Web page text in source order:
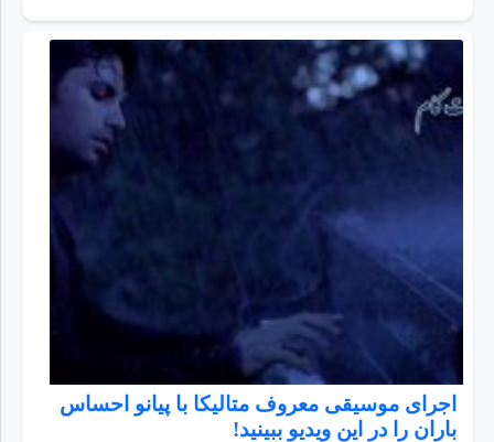
اجرای موسیقی معروف متالیکا با پیانو احساس
باران را در این ویدیو ببینید!